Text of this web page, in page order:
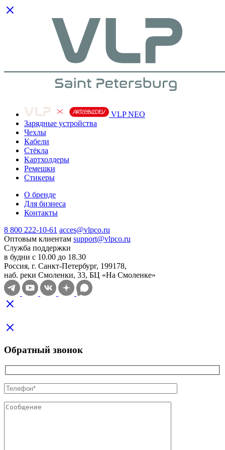
VLP NEO
Зарядные устройства
Чехлы
Кабели
Cтёкла
Картхолдеры
Ремешки
Стикеры
О бренде
Для бизнеса
Контакты
8 800 222-10-61 acces@vlpco.ru
Оптовым клиентам support@vlpco.ru
Служба поддержки
в будни с 10.00 до 18.30
Россия, г. Санкт-Петербург, 199178,
наб. реки Смоленки, 33, БЦ «На Смоленке»
Обратный звонок